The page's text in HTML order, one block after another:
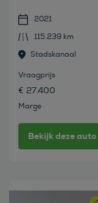
2021
115.239 km
Stadskanaal
Vraagprijs
€ 27.400
Marge
Bekijk deze auto
Bekijk deze auto